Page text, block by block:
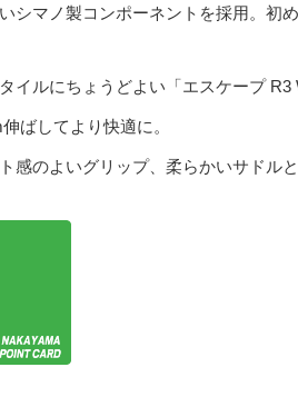
シマノ製コンポーネントを採用。初
イルにちょうどよい「エスケープ
ばしてより快適に。
感のよいグリップ、柔らかいサドル